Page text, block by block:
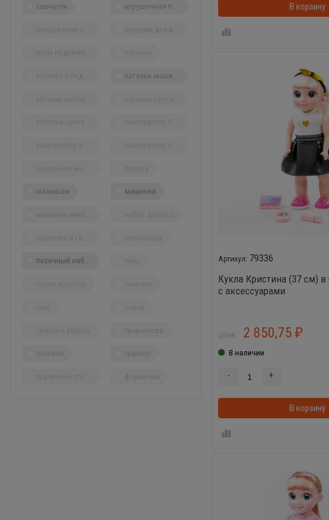
запчасти игрушечная посуда
каталки машины
малышам машинка
песочный набор
В корзину
79336
Кукла Кристина (37 см) в
с аксессуарами
ЦЕНА: 2 850,75 ₽
В наличии
- +
В корзину